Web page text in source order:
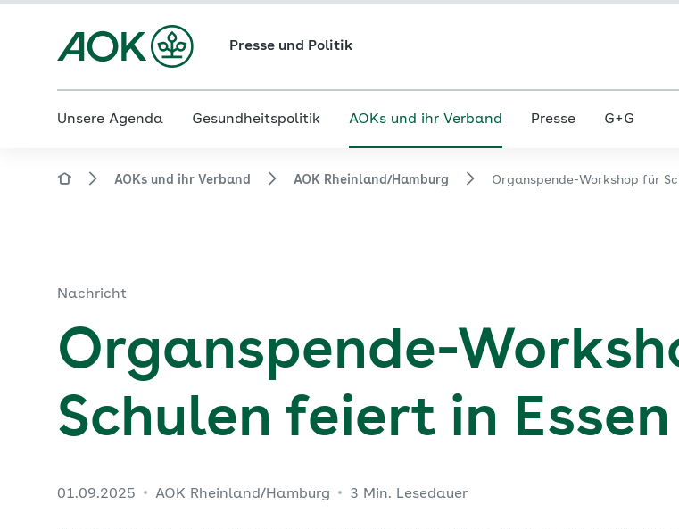
Presse und Politik
Unsere Agenda Gesundheitspolitik AOKs und ihr Verband Presse G+G
AOKs und ihr Verband AOK Rheinland/Hamburg Organspende-Workshop für
Nachricht
Organspende-
Schulen feiert in
01.09.2025 AOK Rheinland/Hamburg 3 Min. Lesedauer